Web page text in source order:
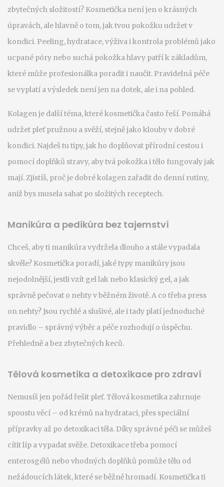
zbytečných složitostí? Kosmetička není jen o krásných
úpravách, ale hlavně o tom, jak tvou pokožku udržet v
kondici. Peeling, hydratace, výživa i kontrola problémů jako
ucpané póry nebo suchá pokožka hlavy patří k základům,
které může profesionálka poradit i naučit. Pravidelná péče
se vyplatí a výsledek není jen na dotek, ale i na pohled.
Kolagen je další téma, které kosmetička často řeší. Pomáhá
udržet pleť pružnou a svěží, stejně jako klouby v dobré
kondici. Najdeš tu tipy, jak ho doplňovat přírodní cestou i
pomocí doplňků stravy, aby tvá pokožka i tělo fungovaly jak
mají. Zjistíš, proč je dobré kolagen zařadit do denní rutiny,
aniž bys musela sahat po složitých receptech.
Manikúra a pedikúra bez tajemství
Chceš, aby ti manikúra vydržela dlouho a stále vypadala
skvěle? Kosmetička poradí, jaké typy manikúry jsou
nejodolnější, jestli vzít gel lak nebo klasický gel, a jak
správně pečovat o nehty v běžném životě. A co třeba press
on nehty? Jsou rychlé a slušivé, ale i tady platí jednoduché
pravidlo – správný výběr a péče rozhodují o úspěchu.
Přehledně a bez zbytečných keců.
Tělová kosmetika a detoxikace pro zdraví
Nemusíš jen pořád řešit pleť. Tělová kosmetika zahrnuje
spoustu věcí – od krémů na hydrataci, přes speciální
přípravky až po detoxikaci těla. Díky správné péči se můžeš
cítit líp a vypadat svěže. Detoxikace třeba pomocí
enterosgélů nebo vhodných doplňků pomůže tělu od
nežádoucích látek, které se běžně hromadí. Kosmetička ti